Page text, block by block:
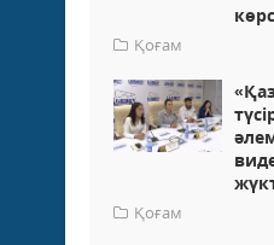
Қоғам
Қоғам